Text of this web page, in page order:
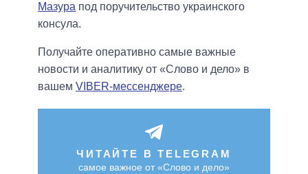
Мазура под поручительство украинского
консула.
Получайте оперативно самые важные
новости и аналитику от «Слово и дело» в
вашем VIBER-мессенджере.
ЧИТАЙТЕ В TELEGRAM
самое важное от «Слово и дело»